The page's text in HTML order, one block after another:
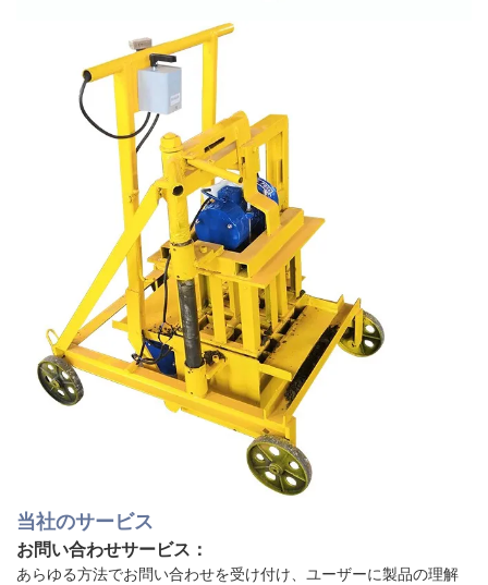
当社のサービス
お問い合わせサービス：
あらゆる方法でお問い合わせを受け付け、ユーザーに製品の理解